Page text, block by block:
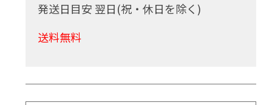
発送日目安 翌日(祝・休日を除く)
送料無料